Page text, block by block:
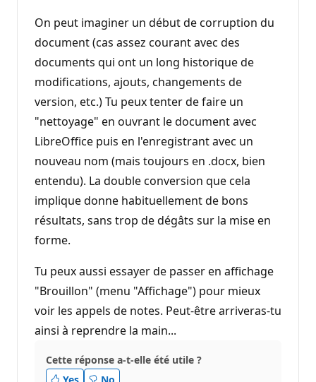
On peut imaginer un début de corruption du
document (cas assez courant avec des
documents qui ont un long historique de
modifications, ajouts, changements de
version, etc.) Tu peux tenter de faire un
"nettoyage" en ouvrant le document avec
LibreOffice puis en l'enregistrant avec un
nouveau nom (mais toujours en .docx, bien
entendu). La double conversion que cela
implique donne habituellement de bons
résultats, sans trop de dégâts sur la mise en
forme.
Tu peux aussi essayer de passer en affichage
"Brouillon" (menu "Affichage") pour mieux
voir les appels de notes. Peut-être arriveras-tu
ainsi à reprendre la main...
Cette réponse a-t-elle été utile ?